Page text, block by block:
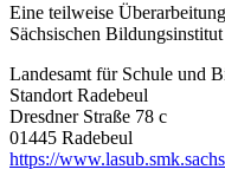
Eine teilweise
Sächsischen
Landesamt für Schule und
Standort Radebeul
Dresdner Straße 78 c
01445 Radebeul
https://